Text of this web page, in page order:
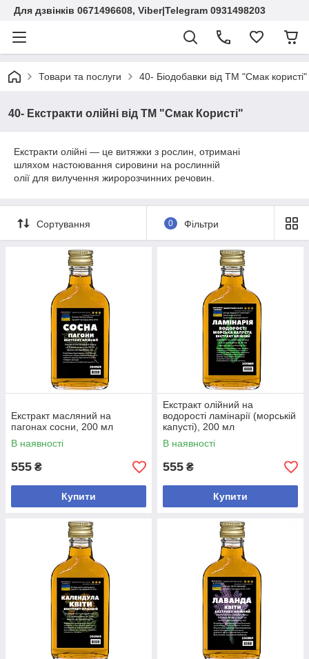
Для дзвінків 0671496608, Viber|Telegram 0931498203
Товари та послуги 40- Біодобавки від ТМ "Смак користі"
40- Екстракти олійні від ТМ "Смак Користі"
Екстракти олійні — це витяжки з рослин, отримані
шляхом настоювання сировини на рослинній
олії для вилучення жиророзчинних речовин.
Сортування 0 Фільтри
Екстракт масляний на
пагонах сосни, 200 мл
В наявності
555 ₴
Купити
Екстракт олійний на
водорості ламінарії (морській
капусті), 200 мл
В наявності
555 ₴
Купити